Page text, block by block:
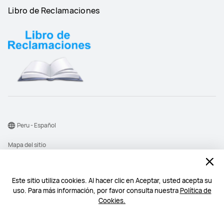
Este sitio utiliza cookies. Al hacer clic en Aceptar, usted acepta su
uso. Para más información, por favor consulta nuestraPolítica de
Cookies.
Libro de Reclamaciones
Mapa del sitio
Declaración de privacidad
Peru - Español